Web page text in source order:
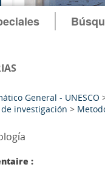
General - UNESCO
investigación >
: